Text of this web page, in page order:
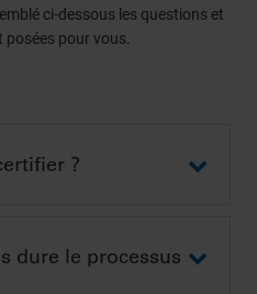
ci-dessous les questions et
pour vous.
?
dure le processus